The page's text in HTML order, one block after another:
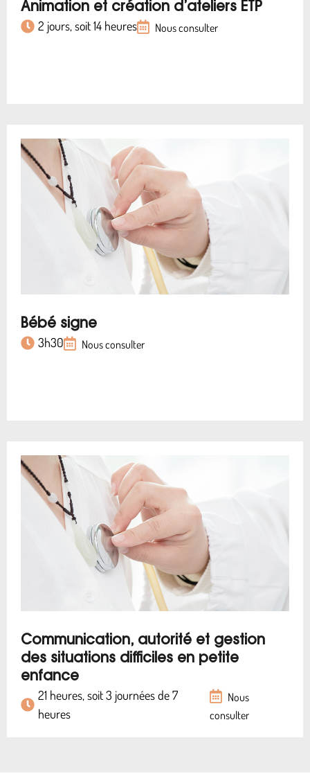
Animation et création d’ateliers ETP
2 jours, soit 14 heures Nous consulter
Bébé signe
3h30 Nous consulter
Communication, autorité et gestion
des situations difficiles en petite
enfance
21 heures, soit 3 journées de 7
heures
Nous
consulter